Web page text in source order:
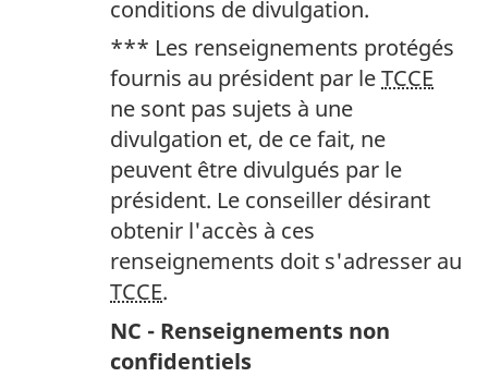
conditions de divulgation.
*** Les renseignements protégés
fournis au président par leTCCE
ne sont pas sujets à une
divulgation et, de ce fait, ne
peuvent être divulgués par le
président. Le conseiller désirant
obtenir l'accès à ces
renseignements doit s'adresser au
TCCE.
NC - Renseignements non
confidentiels